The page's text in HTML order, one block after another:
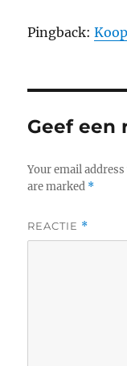
Pingback:
Geef een
Your email
are marked *
REACTIE *